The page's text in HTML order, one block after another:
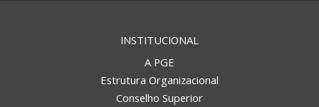
INSTITUCIONAL
A PGE
Estrutura Organizacional
Conselho Superior